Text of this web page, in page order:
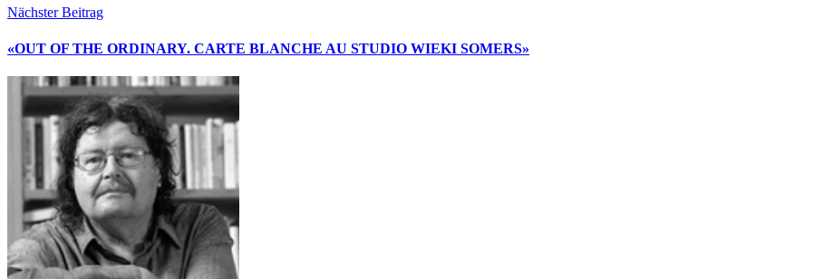
Nächster Beitrag
«OUT OF THE ORDINARY. CARTE BLANCHE AU STUDIO WIEKI SOMERS»